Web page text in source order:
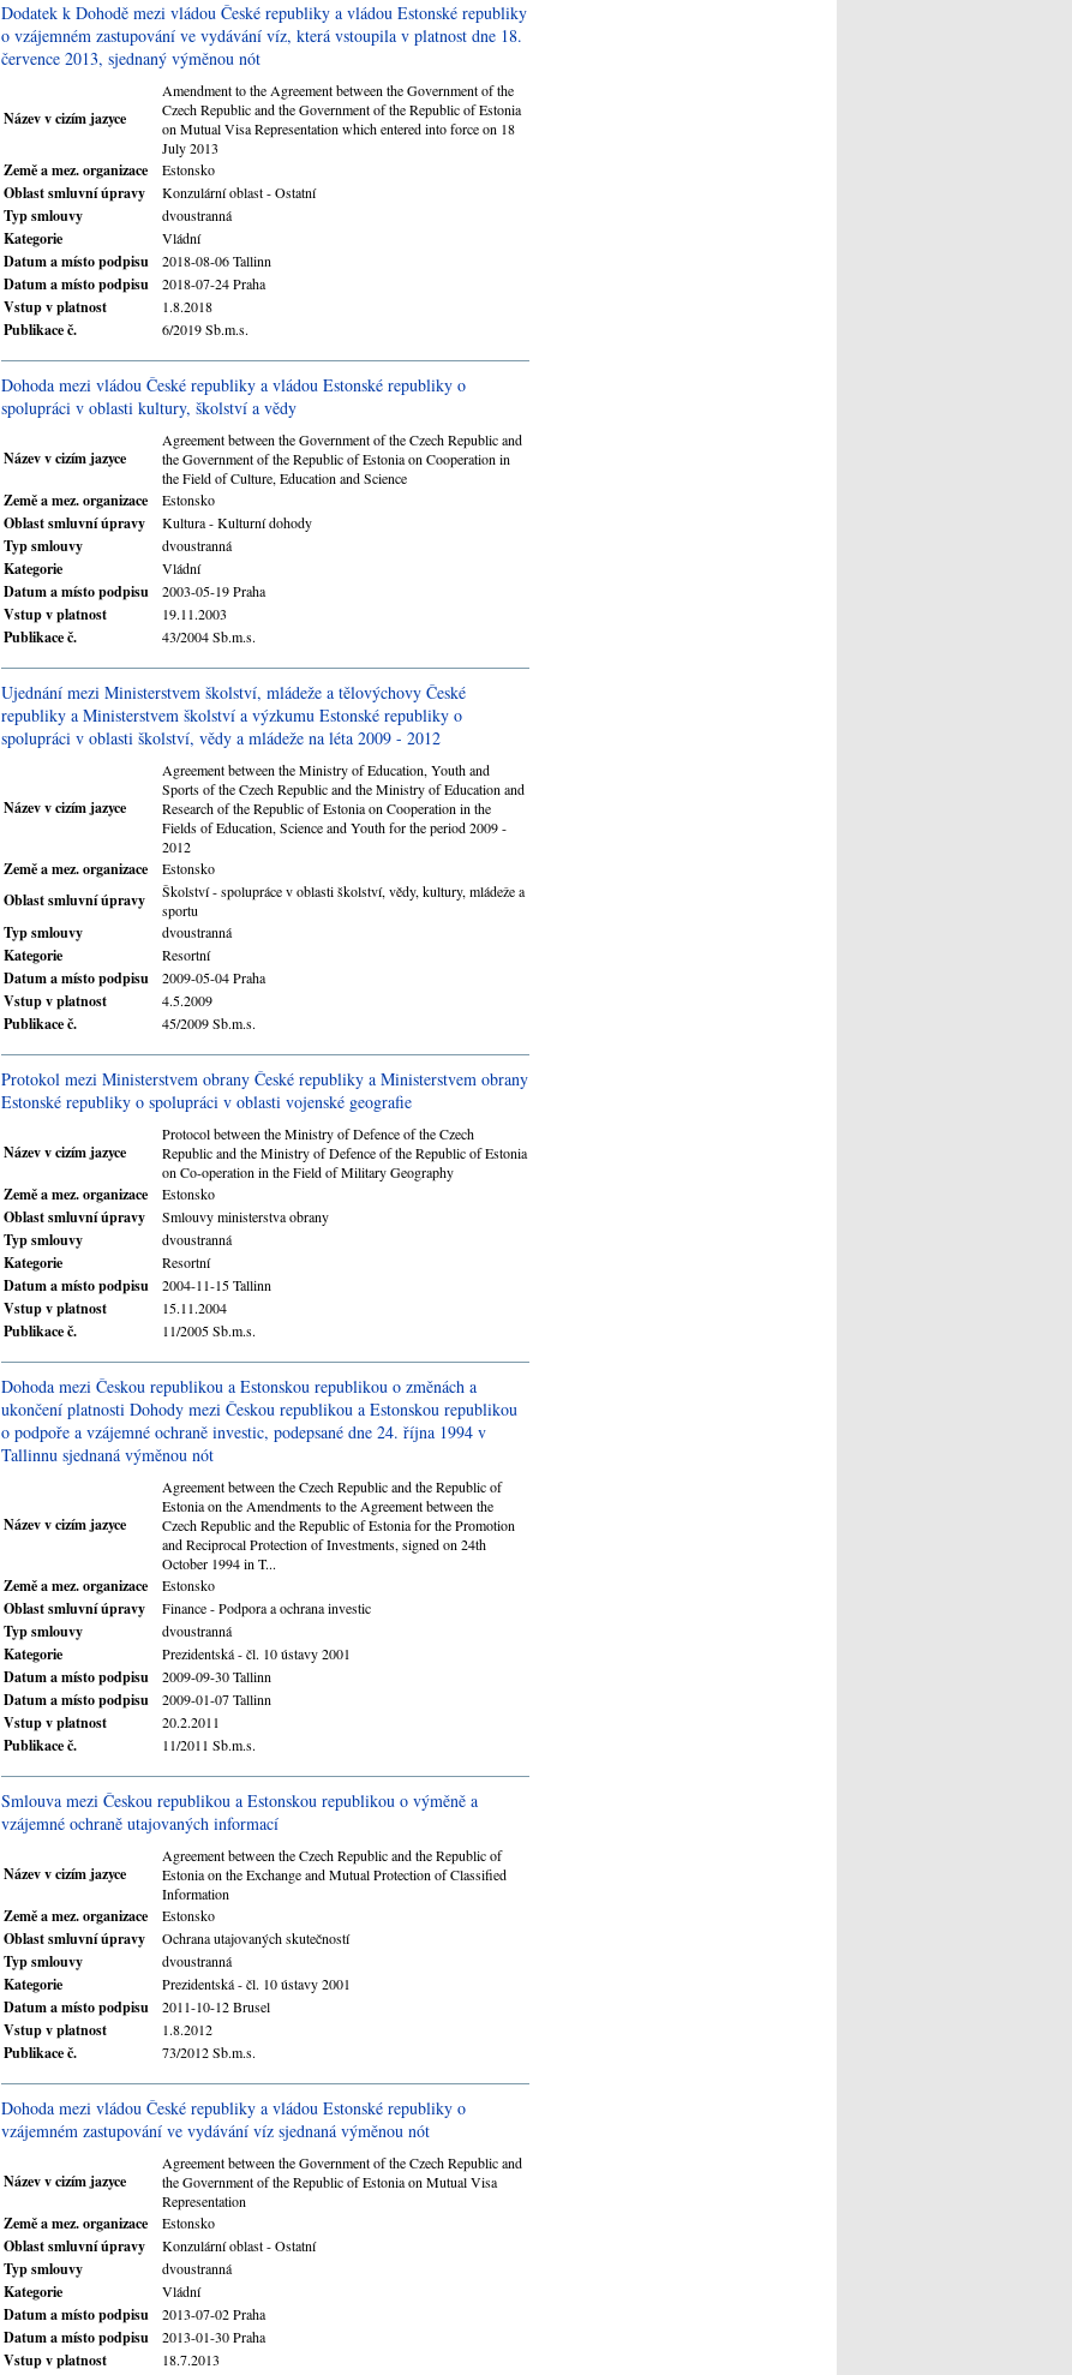
Dodatek k Dohodě mezi vládou České republiky a vládou Estonské republiky
o vzájemném zastupování ve vydávání víz, která vstoupila v platnost dne 18.
července 2013, sjednaný výměnou nót
Název v cizím jazyce
Amendment to the Agreement between the Government of the
Czech Republic and the Government of the Republic of Estonia
on Mutual Visa Representation which entered into force on 18
July 2013
Země a mez. organizace Estonsko
Oblast smluvní úpravy Konzulární oblast - Ostatní
Typ smlouvy dvoustranná
Kategorie Vládní
Datum a místo podpisu 2018-08-06 Tallinn
Datum a místo podpisu 2018-07-24 Praha
Vstup v platnost 1.8.2018
Publikace č. 6/2019 Sb.m.s.
Dohoda mezi vládou České republiky a vládou Estonské republiky o
spolupráci v oblasti kultury, školství a vědy
Název v cizím jazyce
Agreement between the Government of the Czech Republic and
the Government of the Republic of Estonia on Cooperation in
the Field of Culture, Education and Science
Země a mez. organizace Estonsko
Oblast smluvní úpravy Kultura - Kulturní dohody
Typ smlouvy dvoustranná
Kategorie Vládní
Datum a místo podpisu 2003-05-19 Praha
Vstup v platnost 19.11.2003
Publikace č. 43/2004 Sb.m.s.
Ujednání mezi Ministerstvem školství, mládeže a tělovýchovy České
republiky a Ministerstvem školství a výzkumu Estonské republiky o
spolupráci v oblasti školství, vědy a mládeže na léta 2009 - 2012
Název v cizím jazyce
Agreement between the Ministry of Education, Youth and
Sports of the Czech Republic and the Ministry of Education and
Research of the Republic of Estonia on Cooperation in the
Fields of Education, Science and Youth for the period 2009 -
2012
Země a mez. organizace Estonsko
Oblast smluvní úpravy
Školství - spolupráce v oblasti školství, vědy, kultury, mládeže a
sportu
Typ smlouvy dvoustranná
Kategorie Resortní
Datum a místo podpisu 2009-05-04 Praha
Vstup v platnost 4.5.2009
Publikace č. 45/2009 Sb.m.s.
Protokol mezi Ministerstvem obrany České republiky a Ministerstvem obrany
Estonské republiky o spolupráci v oblasti vojenské geografie
Název v cizím jazyce
Protocol between the Ministry of Defence of the Czech
Republic and the Ministry of Defence of the Republic of Estonia
on Co-operation in the Field of Military Geography
Země a mez. organizace Estonsko
Oblast smluvní úpravy Smlouvy ministerstva obrany
Typ smlouvy dvoustranná
Kategorie Resortní
Datum a místo podpisu 2004-11-15 Tallinn
Vstup v platnost 15.11.2004
Publikace č. 11/2005 Sb.m.s.
Dohoda mezi Českou republikou a Estonskou republikou o změnách a
ukončení platnosti Dohody mezi Českou republikou a Estonskou republikou
o podpoře a vzájemné ochraně investic, podepsané dne 24. října 1994 v
Tallinnu sjednaná výměnou nót
Název v cizím jazyce
Agreement between the Czech Republic and the Republic of
Estonia on the Amendments to the Agreement between the
Czech Republic and the Republic of Estonia for the Promotion
and Reciprocal Protection of Investments, signed on 24th
October 1994 in T...
Země a mez. organizace Estonsko
Oblast smluvní úpravy Finance - Podpora a ochrana investic
Typ smlouvy dvoustranná
Kategorie Prezidentská - čl. 10 ústavy 2001
Datum a místo podpisu 2009-09-30 Tallinn
Datum a místo podpisu 2009-01-07 Tallinn
Vstup v platnost 20.2.2011
Publikace č. 11/2011 Sb.m.s.
Smlouva mezi Českou republikou a Estonskou republikou o výměně a
vzájemné ochraně utajovaných informací
Název v cizím jazyce
Agreement between the Czech Republic and the Republic of
Estonia on the Exchange and Mutual Protection of Classified
Information
Země a mez. organizace Estonsko
Oblast smluvní úpravy Ochrana utajovaných skutečností
Typ smlouvy dvoustranná
Kategorie Prezidentská - čl. 10 ústavy 2001
Datum a místo podpisu 2011-10-12 Brusel
Vstup v platnost 1.8.2012
Publikace č. 73/2012 Sb.m.s.
Dohoda mezi vládou České republiky a vládou Estonské republiky o
vzájemném zastupování ve vydávání víz sjednaná výměnou nót
Název v cizím jazyce
Agreement between the Government of the Czech Republic and
the Government of the Republic of Estonia on Mutual Visa
Representation
Země a mez. organizace Estonsko
Oblast smluvní úpravy Konzulární oblast - Ostatní
Typ smlouvy dvoustranná
Kategorie Vládní
Datum a místo podpisu 2013-07-02 Praha
Datum a místo podpisu 2013-01-30 Praha
Vstup v platnost 18.7.2013